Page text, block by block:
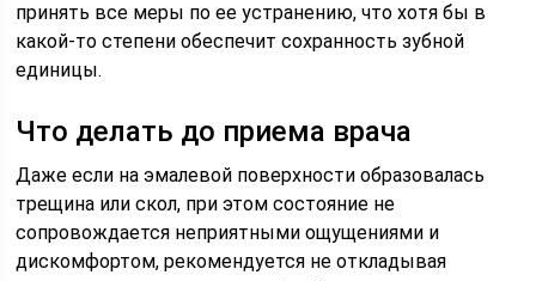
принять все меры по ее устранению, что хотя бы в
какой-то степени обеспечит сохранность зубной
единицы.
Что делать до приема врача
Даже если на эмалевой поверхности образовалась
трещина или скол, при этом состояние не
сопровождается неприятными ощущениями и
дискомфортом, рекомендуется не откладывая